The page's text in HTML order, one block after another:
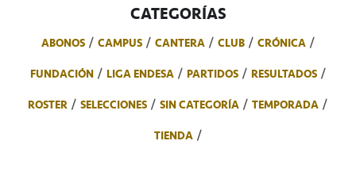
CATEGORÍAS
ABONOS CAMPUS CANTERA CLUB
CRÓNICA
FUNDACIÓN
LIGA ENDESA PARTIDOS
RESULTADOS
ROSTER
SELECCIONES SIN CATEGORÍA
TEMPORADA
TIENDA